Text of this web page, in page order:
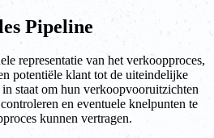
Pipeline
representatie van het verkoopproces,
potentiële klant tot de uiteindelijke
staat om hun verkoopvooruitzichten
en eventuele knelpunten te
kunnen vertragen.